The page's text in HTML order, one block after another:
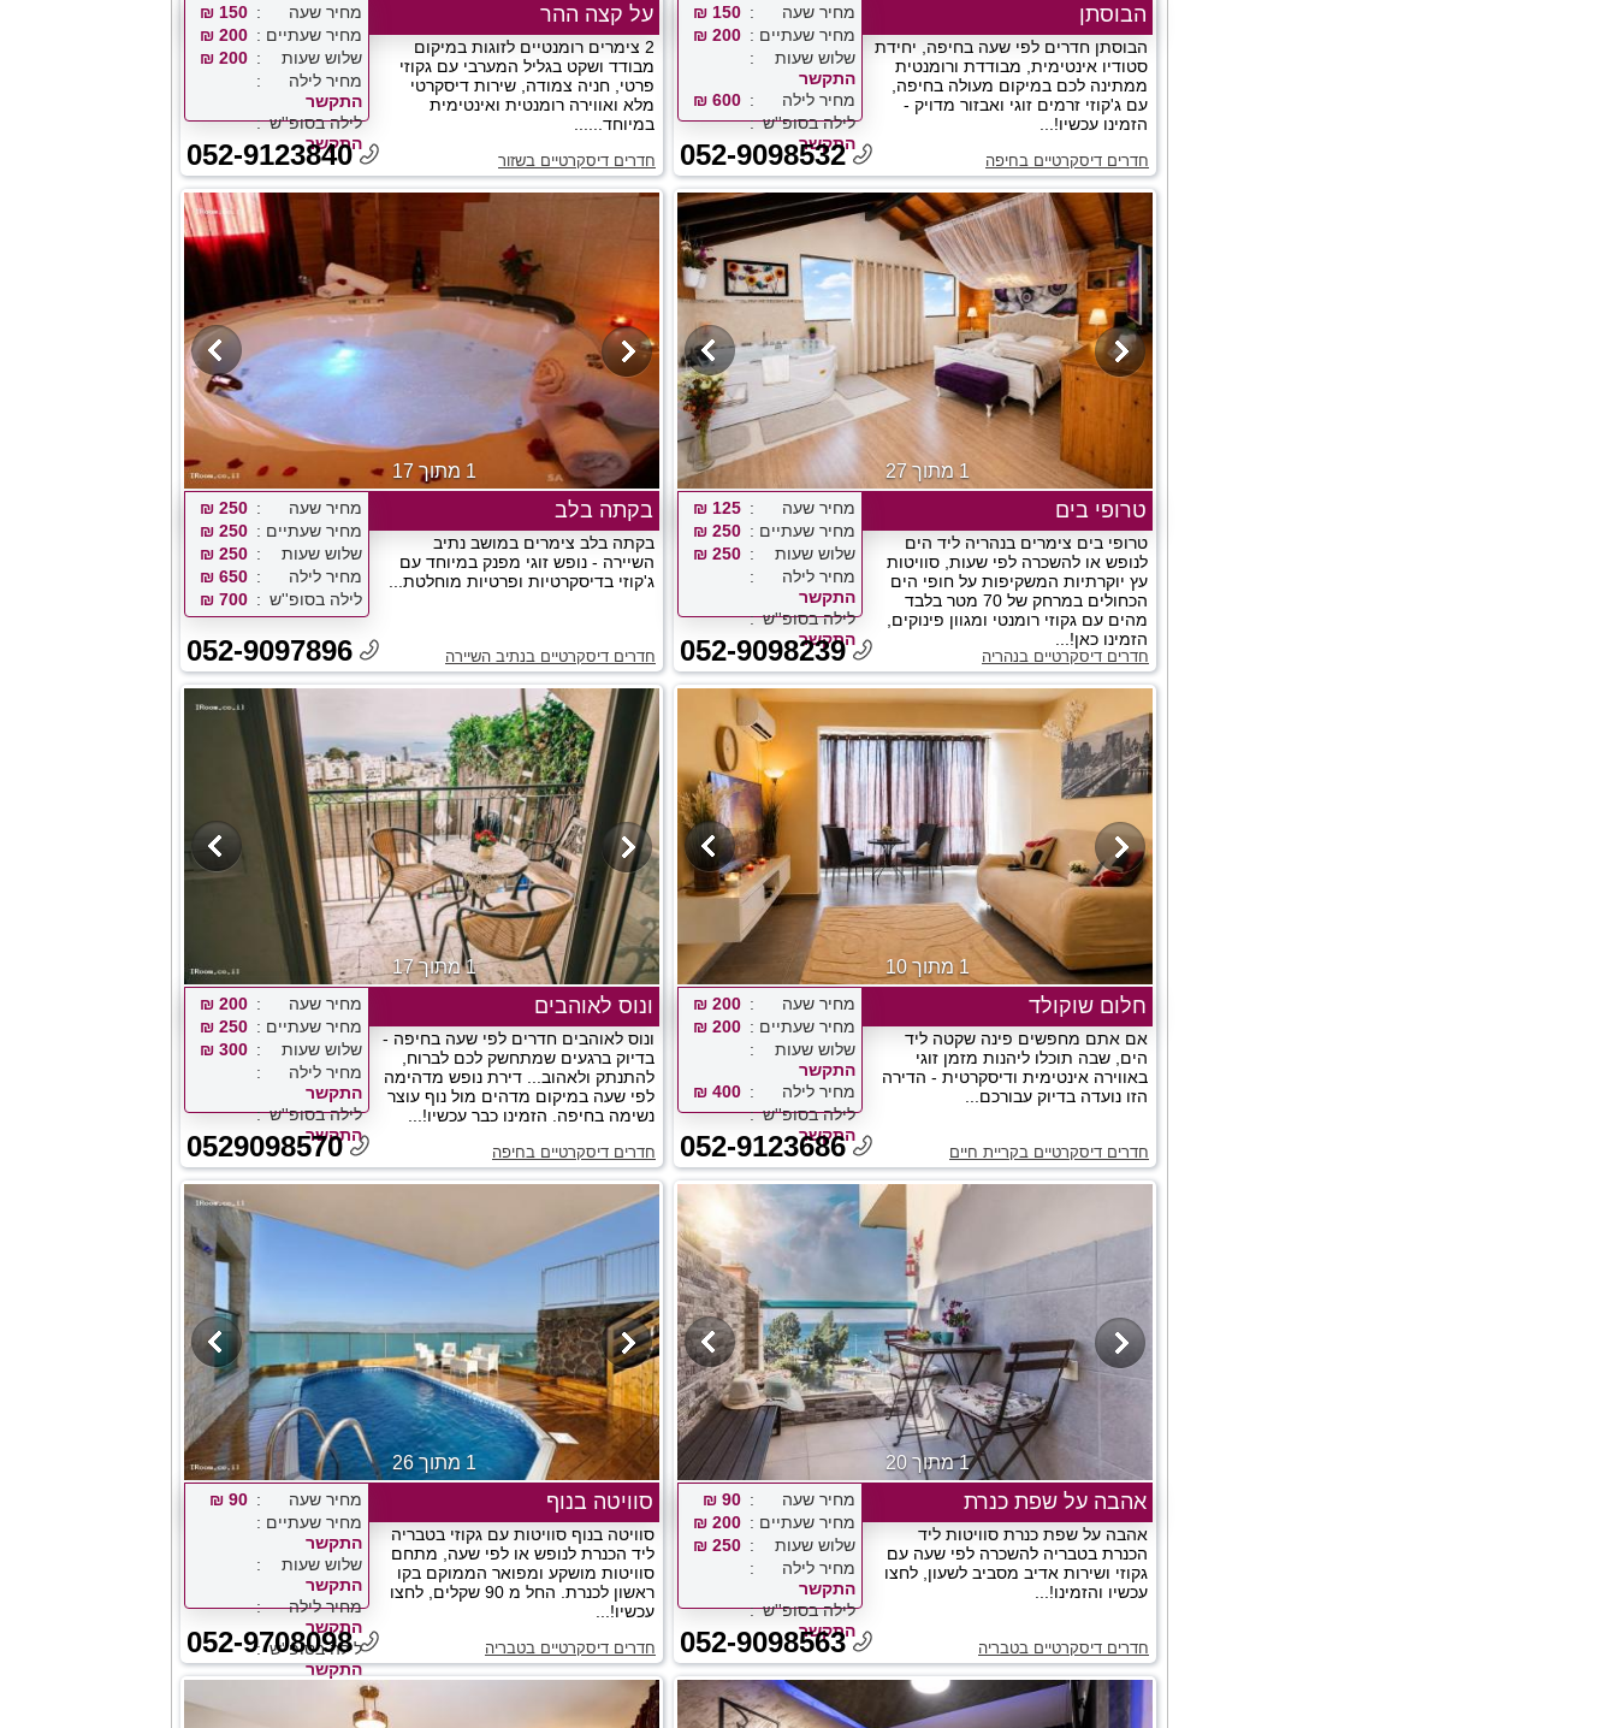
הבוסתן
הבוסתן חדרים לפי שעה בחיפה, יחידת
סטודיו אינטימית, מבודדת ורומנטית
ממתינה לכם במיקום מעולה בחיפה,
עם ג'קוזי זרמים זוגי ואבזור מדויק -
הזמינו עכשיו!...
חדרים דיסקרטיים בחיפה
מחיר שעה
150 ₪
מחיר שעתיים
200 ₪
שלוש שעות
התקשר
מחיר לילה
600 ₪
לילה בסופ''ש
התקשר
052-9098532
על קצה ההר
2 צימרים רומנטיים לזוגות במיקום
מבודד ושקט בגליל המערבי עם גקוזי
פרטי, חניה צמודה, שירות דיסקרטי
מלא ואווירה רומנטית ואינטימית
במיוחד......
חדרים דיסקרטיים בשזור
מחיר שעה
150 ₪
מחיר שעתיים
200 ₪
שלוש שעות
200 ₪
מחיר לילה
התקשר
לילה בסופ''ש
התקשר
052-9123840
1 מתוך 27
טרופי בים
טרופי בים צימרים בנהריה ליד הים
לנופש או להשכרה לפי שעות, סוויטות
עץ יוקרתיות המשקיפות על חופי הים
הכחולים במרחק של 70 מטר בלבד
מהים עם גקוזי רומנטי ומגוון פינוקים,
הזמינו כאן!...
חדרים דיסקרטיים בנהריה
מחיר שעה
125 ₪
מחיר שעתיים
250 ₪
שלוש שעות
250 ₪
מחיר לילה
התקשר
לילה בסופ''ש
התקשר
052-9098239
1 מתוך 17
בקתה בלב
בקתה בלב צימרים במושב נתיב
השיירה - נופש זוגי מפנק במיוחד עם
ג'קוזי בדיסקרטיות ופרטיות מוחלטת...
חדרים דיסקרטיים בנתיב השיירה
מחיר שעה
250 ₪
מחיר שעתיים
250 ₪
שלוש שעות
250 ₪
מחיר לילה
650 ₪
לילה בסופ''ש
700 ₪
052-9097896
1 מתוך 10
חלום שוקולד
אם אתם מחפשים פינה שקטה ליד
הים, שבה תוכלו ליהנות מזמן זוגי
באווירה אינטימית ודיסקרטית - הדירה
הזו נועדה בדיוק עבורכם...
חדרים דיסקרטיים בקריית חיים
מחיר שעה
200 ₪
מחיר שעתיים
200 ₪
שלוש שעות
התקשר
מחיר לילה
400 ₪
לילה בסופ''ש
התקשר
052-9123686
1 מתוך 17
ונוס לאוהבים
ונוס לאוהבים חדרים לפי שעה בחיפה -
בדיוק ברגעים שמתחשק לכם לברוח,
להתנתק ולאהוב... דירת נופש מדהימה
לפי שעה במיקום מדהים מול נוף עוצר
נשימה בחיפה. הזמינו כבר עכשיו!...
חדרים דיסקרטיים בחיפה
מחיר שעה
200 ₪
מחיר שעתיים
250 ₪
שלוש שעות
300 ₪
מחיר לילה
התקשר
לילה בסופ''ש
התקשר
0529098570
1 מתוך 20
אהבה על שפת כנרת
אהבה על שפת כנרת סוויטות ליד
הכנרת בטבריה להשכרה לפי שעה עם
גקוזי ושירות אדיב מסביב לשעון, לחצו
עכשיו והזמינו!...
חדרים דיסקרטיים בטבריה
מחיר שעה
90 ₪
מחיר שעתיים
200 ₪
שלוש שעות
250 ₪
מחיר לילה
התקשר
לילה בסופ''ש
התקשר
052-9098563
1 מתוך 26
סוויטה בנוף
סוויטה בנוף סוויטות עם גקוזי בטבריה
ליד הכנרת לנופש או לפי שעה, מתחם
סוויטות מושקע ומפואר הממוקם בקו
ראשון לכנרת. החל מ 90 שקלים, לחצו
עכשיו!...
חדרים דיסקרטיים בטבריה
מחיר שעה
90 ₪
מחיר שעתיים
התקשר
שלוש שעות
התקשר
מחיר לילה
התקשר
לילה בסופ''ש
התקשר
052-9708098